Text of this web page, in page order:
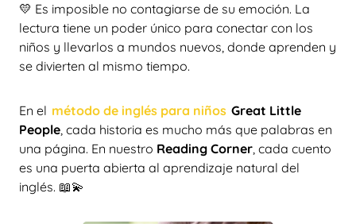
💛 Es imposible no contagiarse de su emoción. La
lectura tiene un poder único para conectar con los
niños y llevarlos a mundos nuevos, donde aprenden y
se divierten al mismo tiempo.
En el método de inglés para niños Great Little
People, cada historia es mucho más que palabras en
una página. En nuestro Reading Corner, cada cuento
es una puerta abierta al aprendizaje natural del
inglés. 📖💫